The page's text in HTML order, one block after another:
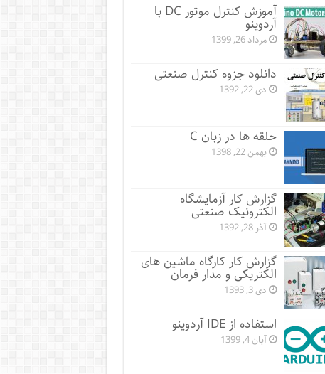
آموزش کنترل موتور DC با
آردوینو
مرداد 26, 1399
دانلود جزوه کنترل صنعتی
دی 22, 1392
حلقه ها در زبان C
بهمن 22, 1398
گزارش کار آزمایشگاه
الکترونیک صنعتی
آذر 28, 1392
گزارش کار کارگاه ماشین های
الکتریکی و مدار فرمان
دی 3, 1393
استفاده از IDE آردوینو
آبان 4, 1399